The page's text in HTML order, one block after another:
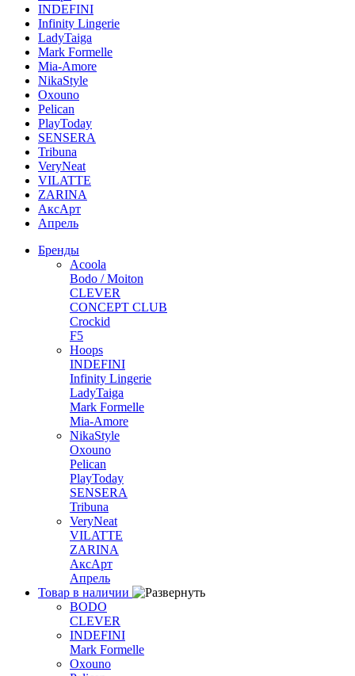
INDEFINI
Infinity Lingerie
LadyTaiga
Mark Formelle
Mia-Amore
NikaStyle
Oxouno
Pelican
PlayToday
SENSERA
Tribuna
VeryNeat
VILATTE
ZARINA
АксАрт
Апрель
Бренды
Acoola
Bodo / Moiton
CLEVER
CONCEPT CLUB
Crockid
F5
Hoops
INDEFINI
Infinity Lingerie
LadyTaiga
Mark Formelle
Mia-Amore
NikaStyle
Oxouno
Pelican
PlayToday
SENSERA
Tribuna
VeryNeat
VILATTE
ZARINA
АксАрт
Апрель
Товар в наличии
BODO
CLEVER
INDEFINI
Mark Formelle
Oxouno